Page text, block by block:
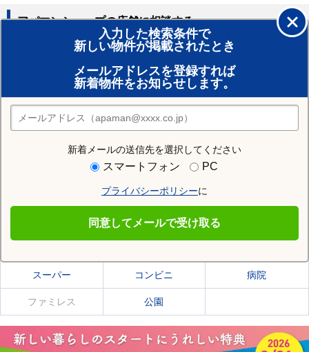
入力した検索条件で
新しい物件が掲載されたとき
メールアドレスを登録すれば
新着物件をお知らせします。
新着メールの送信先を選択してください
スマートフォン PC
プライバシーポリシーに
同意してメールで受け取る
アパマンショップの店舗に相談する
賃貸のプロがお部屋探し！
おまかせ物件リクエスト
住みたい街の店舗を探す
店舗検索
住む街研究所で河西郡更別村の情報を見る
河西郡更別村の施設一覧
スーパー コンビニ 病院
ファミレス 公園